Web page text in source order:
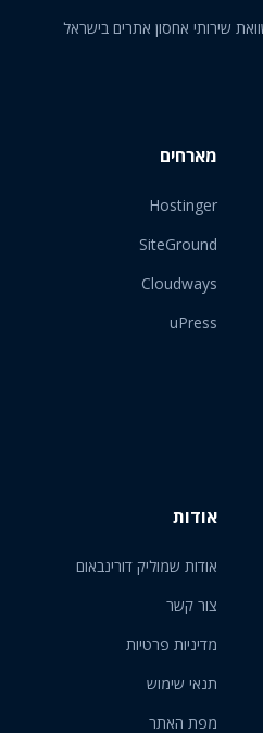
שירותי אחסון אתרים בישראל
מארחים
Hostinger
SiteGround
Cloudways
uPress
אודות
אודות שמוליק דורינבאום
צור קשר
מדיניות פרטיות
תנאי שימוש
מפת האתר